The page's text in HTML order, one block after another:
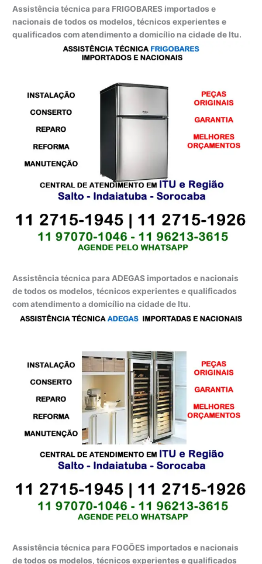
Assistência técnica para FRIGOBARES importados e
nacionais de todos os modelos, técnicos experientes e
qualificados com atendimento a domicílio na cidade de Itu.
Assistência técnica para ADEGAS importados e nacionais
de todos os modelos, técnicos experientes e qualificados
com atendimento a domicílio na cidade de Itu.
Assistência técnica para FOGÕES importados e nacionais
de todos os modelos, técnicos experientes e qualificados